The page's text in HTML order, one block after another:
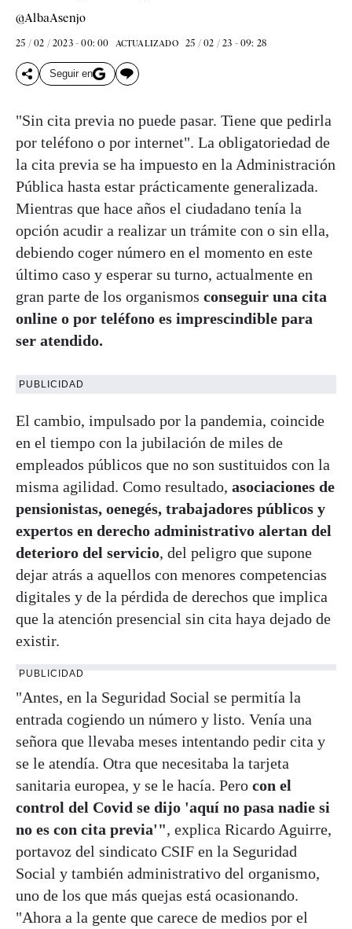
@AlbaAsenjo
25 / 02 / 2023 - 00: 00 ACTUALIZADO 25 / 02 / 23 - 09: 28
Seguir en
"Sin cita previa no puede pasar. Tiene que pedirla
por teléfono o por internet". La obligatoriedad de
la cita previa se ha impuesto en la Administración
Pública hasta estar prácticamente generalizada.
Mientras que hace años el ciudadano tenía la
opción acudir a realizar un trámite con o sin ella,
debiendo coger número en el momento en este
último caso y esperar su turno, actualmente en
gran parte de los organismos conseguir una cita
online o por teléfono es imprescindible para
ser atendido.
PUBLICIDAD
El cambio, impulsado por la pandemia, coincide
en el tiempo con la jubilación de miles de
empleados públicos que no son sustituidos con la
misma agilidad. Como resultado, asociaciones de
pensionistas, oenegés, trabajadores públicos y
expertos en derecho administrativo alertan del
deterioro del servicio, del peligro que supone
dejar atrás a aquellos con menores competencias
digitales y de la pérdida de derechos que implica
que la atención presencial sin cita haya dejado de
existir.
PUBLICIDAD
"Antes, en la Seguridad Social se permitía la
entrada cogiendo un número y listo. Venía una
señora que llevaba meses intentando pedir cita y
se le atendía. Otra que necesitaba la tarjeta
sanitaria europea, y se le hacía. Pero con el
control del Covid se dijo 'aquí no pasa nadie si
no es con cita previa'", explica Ricardo Aguirre,
portavoz del sindicato CSIF en la Seguridad
Social y también administrativo del organismo,
uno de los que más quejas está ocasionando.
"Ahora a la gente que carece de medios por el